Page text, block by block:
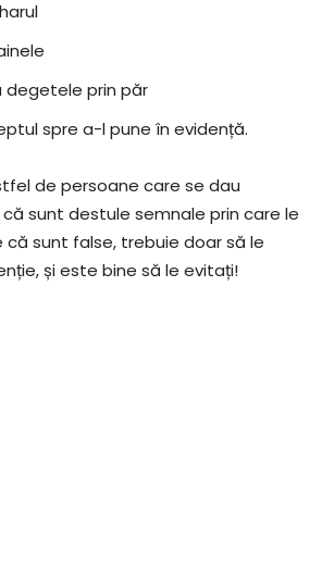
degetele prin păr
spre a-l pune în evidență.
de persoane care se dau
sunt destule semnale prin care le
sunt false, trebuie doar să le
și este bine să le evitați!